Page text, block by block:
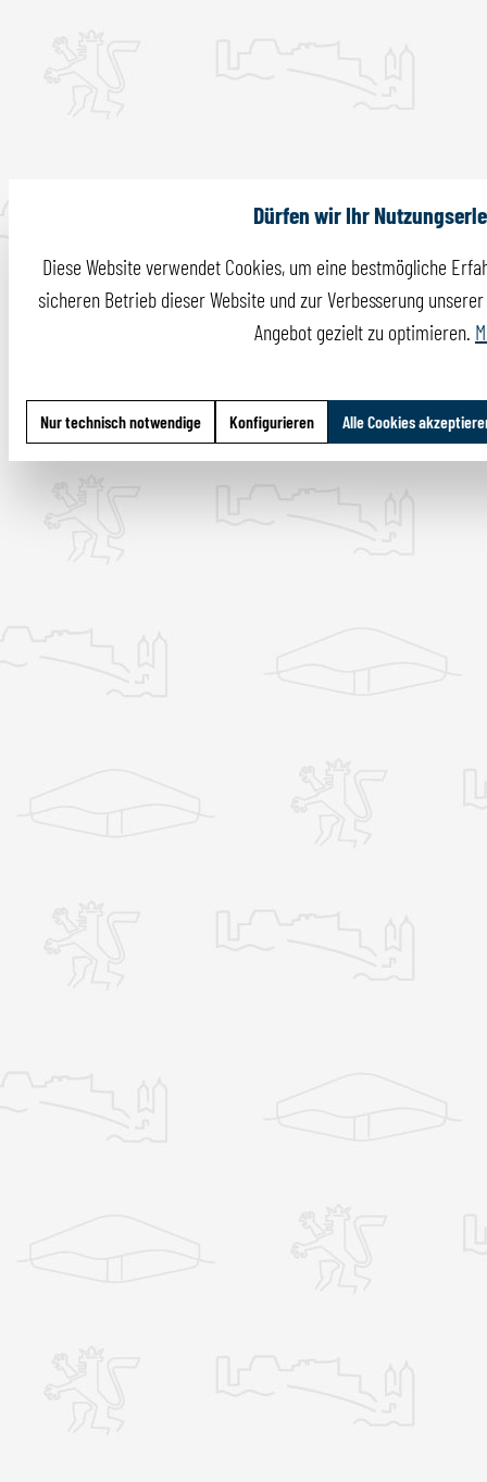
Dürfen wir Ihr
Diese Website verwendet Cookies, um eine bestmögliche
sicheren Betrieb dieser Website und zur Verbesserung
Angebot gezielt zu optimieren.
Nur technisch notwendige Konfigurieren Alle Cookies